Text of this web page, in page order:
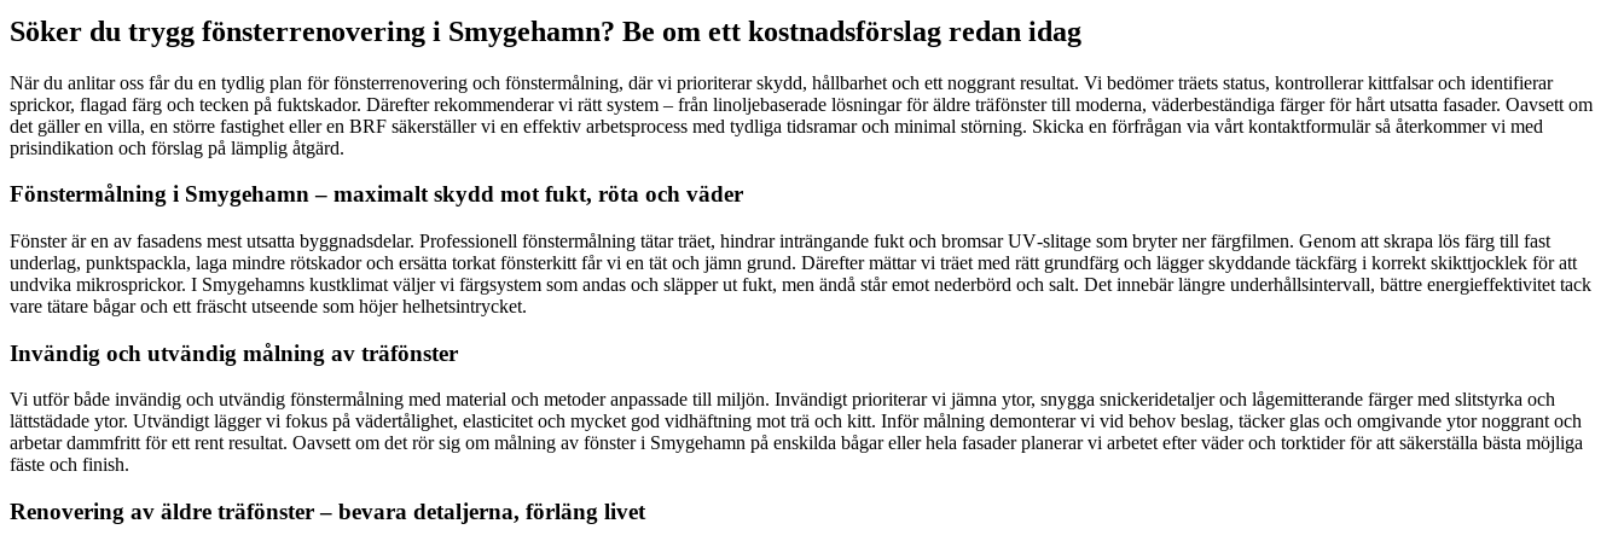
Söker du trygg fönsterrenovering i Smygehamn? Be om ett kostnadsförslag redan idag
När du anlitar oss får du en tydlig plan för fönsterrenovering och fönstermålning, där vi prioriterar skydd, hållbarhet och ett noggrant resultat. Vi bedömer träets status, kontrollerar kittfalsar och identifierar
sprickor, flagad färg och tecken på fuktskador. Därefter rekommenderar vi rätt system – från linoljebaserade lösningar för äldre träfönster till moderna, väderbeständiga färger för hårt utsatta fasader. Oavsett om
det gäller en villa, en större fastighet eller en BRF säkerställer vi en effektiv arbetsprocess med tydliga tidsramar och minimal störning. Skicka en förfrågan via vårt kontaktformulär så återkommer vi med
prisindikation och förslag på lämplig åtgärd.
Fönstermålning i Smygehamn – maximalt skydd mot fukt, röta och väder
Fönster är en av fasadens mest utsatta byggnadsdelar. Professionell fönstermålning tätar träet, hindrar inträngande fukt och bromsar UV‑slitage som bryter ner färgfilmen. Genom att skrapa lös färg till fast
underlag, punktspackla, laga mindre rötskador och ersätta torkat fönsterkitt får vi en tät och jämn grund. Därefter mättar vi träet med rätt grundfärg och lägger skyddande täckfärg i korrekt skikttjocklek för att
undvika mikrosprickor. I Smygehamns kustklimat väljer vi färgsystem som andas och släpper ut fukt, men ändå står emot nederbörd och salt. Det innebär längre underhållsintervall, bättre energieffektivitet tack
vare tätare bågar och ett fräscht utseende som höjer helhetsintrycket.
Invändig och utvändig målning av träfönster
Vi utför både invändig och utvändig fönstermålning med material och metoder anpassade till miljön. Invändigt prioriterar vi jämna ytor, snygga snickeridetaljer och lågemitterande färger med slitstyrka och
lättstädade ytor. Utvändigt lägger vi fokus på vädertålighet, elasticitet och mycket god vidhäftning mot trä och kitt. Inför målning demonterar vi vid behov beslag, täcker glas och omgivande ytor noggrant och
arbetar dammfritt för ett rent resultat. Oavsett om det rör sig om målning av fönster i Smygehamn på enskilda bågar eller hela fasader planerar vi arbetet efter väder och torktider för att säkerställa bästa möjliga
fäste och finish.
Renovering av äldre träfönster – bevara detaljerna, förläng livet